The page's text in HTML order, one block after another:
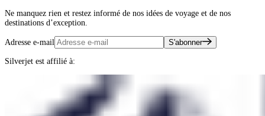
Ne manquez rien et restez informé de nos idées de voyage et de nos
destinations d’exception.
Adresse e-mail S'abonner
Silverjet est affilié à: